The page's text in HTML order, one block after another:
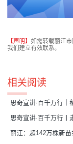
【声明】 如需转载丽江
我们建立有效联系。
相关阅读
思奇宣讲·百千万行
思奇宣讲·百千万行
丽江：超142万株新苗